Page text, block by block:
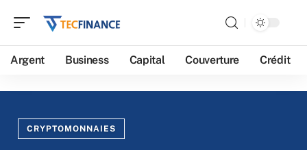
Argent Business Capital Couverture Crédit
CRYPTOMONNAIES